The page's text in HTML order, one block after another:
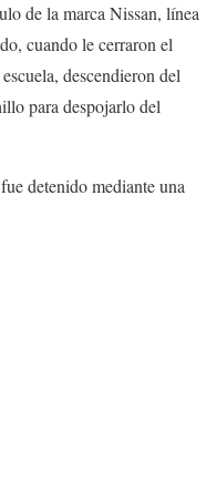
de la marca Nissan, línea
cuando le cerraron el
descendieron del
para despojarlo del
detenido mediante una